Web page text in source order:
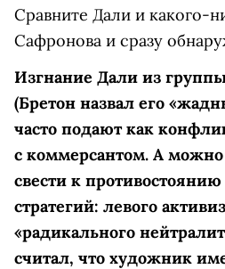
Сравните Дали и какого-
Сафронова и сразу
Изгнание Дали из
(Бретон назвал его
часто подают как
с коммерсантом. А
свести к
стратегий: левого
«радикального
считал, что художник